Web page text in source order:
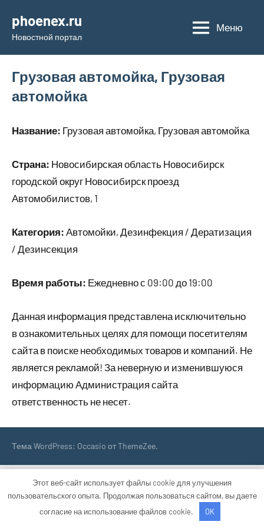
содержимому
phoenex.ru
Новостной портал
Меню
Грузовая автомойка, Грузовая
автомойка
Название: Грузовая автомойка, Грузовая автомойка
Страна: Новосибирская область Новосибирск
городской округ Новосибирск проезд
Автомобилистов, 1
Категория: Автомойки, Дезинфекция / Дератизация
/ Дезинсекция
Время работы: Ежедневно с 09:00 до 19:00
Данная информация представлена исключительно
в ознакомительных целях для помощи посетителям
сайта в поиске необходимых товаров и компаний. Не
является рекламой! За неверную и изменившуюся
информацию Администрация сайта
ответственность не несет.
Тема WordPress: Occasio от ThemeZee.
Этот веб-сайт использует файлы cookie для улучшения
пользовательского опыта. Продолжая пользоваться сайтом, вы даете
согласие на использование файлов cookie.
OK